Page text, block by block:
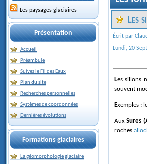
Les paysages glaciaires
Présentation
Accueil
Préambule
Suivez le Fil des Eaux
Plan du site
Recherches personnelles
Systèmes de coordonnées
Dernières évolutions
Formations glaciaires
La géomorphologie glaciaire
Les
Écrit par
Lundi, 20
Les sillons
souvent
Exemples :
AuxSures
roches